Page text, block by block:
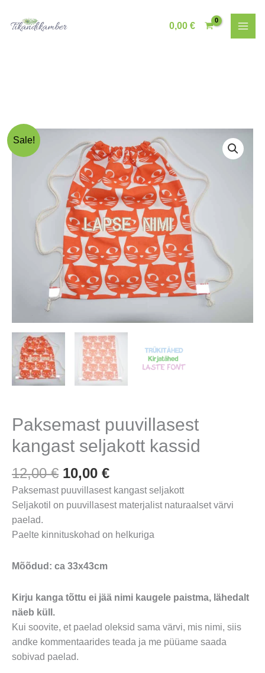
0,00€
Sale!
Paksemast puuvillasest
kangast seljakott kassid
12,00€ Algne
hind
oli:
10,00 €Praegune
hind
on:
Paksemast puuvillasest kangast seljakott
Seljakotil on puuvillasest materjalist naturaalset värvi
paelad.
Paelte kinnituskohad on helkuriga
Mõõdud: ca 33x43cm
Kirju kanga tõttu ei jää nimi kaugele paistma, lähedalt
näeb küll.
Kui soovite, et paelad oleksid sama värvi, mis nimi, siis
andke kommentaarides teada ja me püüame saada
sobivad paelad.